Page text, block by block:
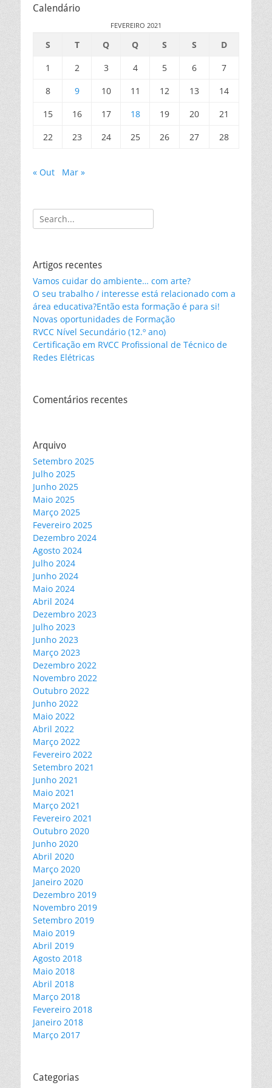
Calendário
FEVEREIRO 2021
S T Q Q S S
D
1
2 3 4 5 6
7
8
9 10 11 12 13
14
15
16 17 18 19 20
21
22
23 24 25 26 27 28
« Out Mar »
Search
for:
Artigos recentes
Vamos cuidar do ambiente… com arte?
O seu trabalho / interesse está relacionado com a
área educativa?Então esta formação é para si!
Novas oportunidades de Formação
RVCC Nível Secundário (12.º ano)
Certificação em RVCC Profissional de Técnico de
Redes Elétricas
Comentários recentes
Arquivo
Setembro 2025
Julho 2025
Junho 2025
Maio 2025
Março 2025
Fevereiro 2025
Dezembro 2024
Agosto 2024
Julho 2024
Junho 2024
Maio 2024
Abril 2024
Dezembro 2023
Julho 2023
Junho 2023
Março 2023
Dezembro 2022
Novembro 2022
Outubro 2022
Junho 2022
Maio 2022
Abril 2022
Março 2022
Fevereiro 2022
Setembro 2021
Junho 2021
Maio 2021
Março 2021
Fevereiro 2021
Outubro 2020
Junho 2020
Abril 2020
Março 2020
Janeiro 2020
Dezembro 2019
Novembro 2019
Setembro 2019
Maio 2019
Abril 2019
Agosto 2018
Maio 2018
Abril 2018
Março 2018
Fevereiro 2018
Janeiro 2018
Março 2017
Categorias